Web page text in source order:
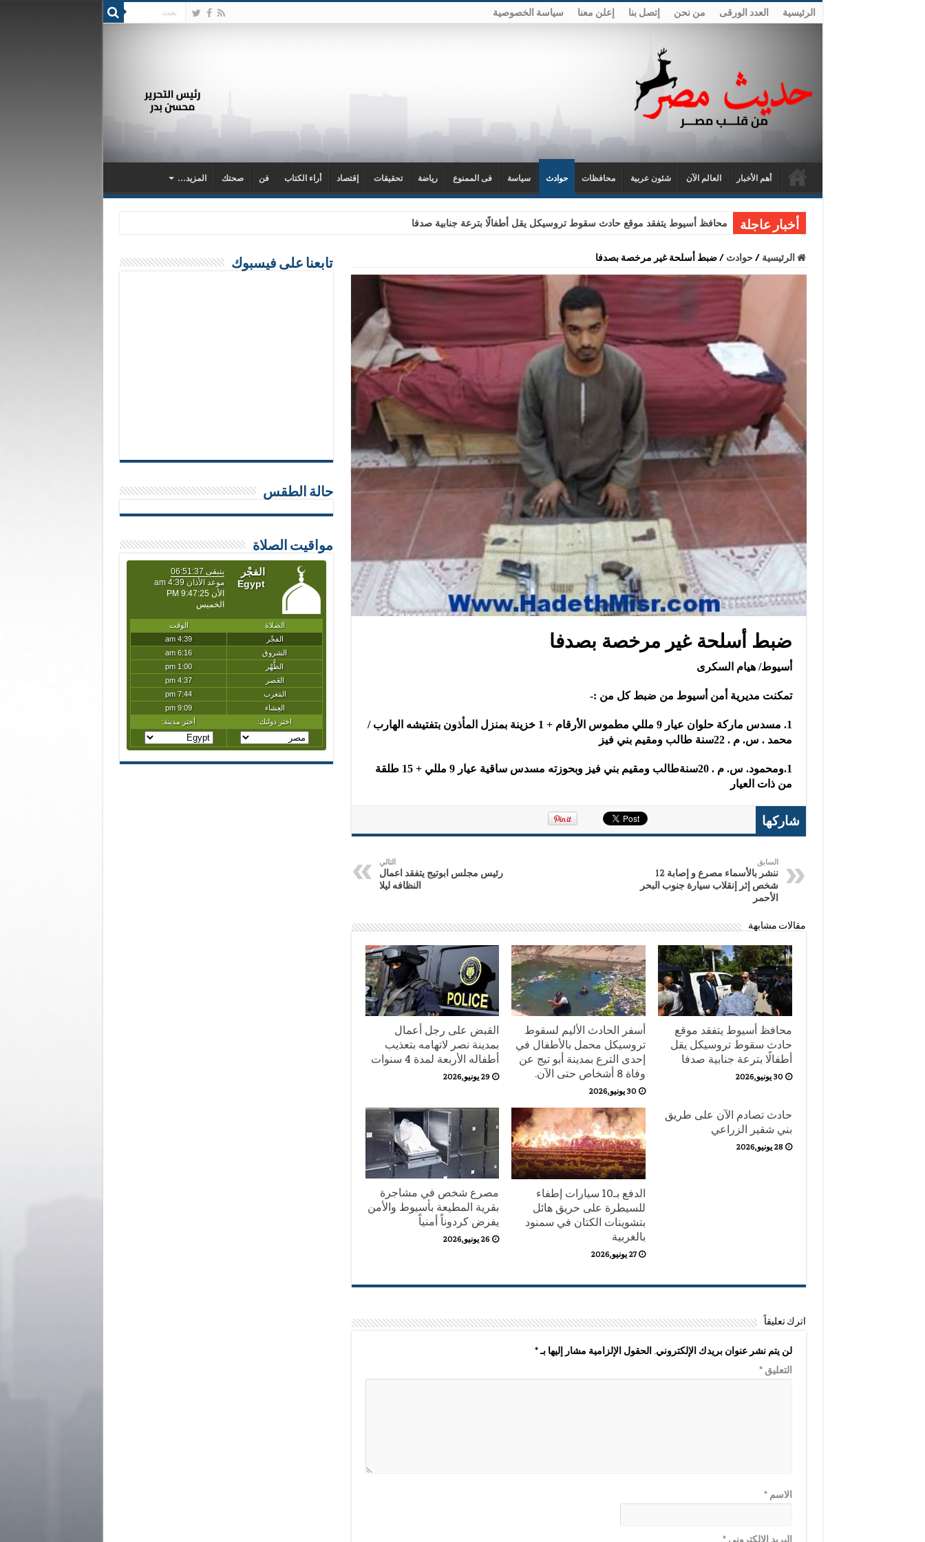
الرئيسية العدد الورقى من نحن إتصل بنا إعلن معنا سياسة الخصوصية
أهم الأخبار العالم الآن شئون عربية محافظات حوادث سياسة فى الممنوع رياضة تحقيقات إقتصاد أراء الكتاب فن صحتك المزيد…
أخبار عاجلة محافظ أسيوط يتفقد موقع حادث سقوط تروسيكل يقل أطفالًا بترعة جنابية صدفا
الرئيسية /حوادث /ضبط أسلحة غير مرخصة بصدفا
ضبط أسلحة غير مرخصة بصدفا
أسيوط/ هيام السكرى
تمكنت مديرية أمن أسيوط من ضبط كل من :-
1. مسدس ماركة حلوان عيار 9 مللي مطموس الأرقام + 1 خزينة بمنزل المأذون بتفتيشه الهارب /
محمد . س. م . 22سنة طالب ومقيم بني فيز
1.ومحمود. س. م . 20سنةطالب ومقيم بني فيز وبحوزته مسدس ساقية عيار 9 مللي + 15 طلقة
من ذات العيار
شاركها
السابق
ننشر بالأسماء مصرع و إصابة 12
شخص إثر إنقلاب سيارة جنوب البحر
الأحمر
التالي
رئيس مجلس ابوتيج يتفقد اعمال
النظافه ليلا
مقالات مشابهة
محافظ أسيوط يتفقد موقع
حادث سقوط تروسيكل يقل
أطفالًا بترعة جنابية صدفا
30 يونيو,2026
أسفر الحادث الأليم لسقوط
تروسيكل محمل بالأطفال في
إحدى الترع بمدينة أبو تيج عن
وفاة 8 أشخاص حتى الآن.
30 يونيو,2026
القبض على رجل أعمال
بمدينة نصر لاتهامه بتعذيب
أطفاله الأربعة لمدة 4 سنوات
29 يونيو,2026
حادث تصادم الآن على طريق
بني شقير الزراعي
28 يونيو,2026
الدفع بـ10 سيارات إطفاء
للسيطرة على حريق هائل
بتشوينات الكتان في سمنود
بالغربية
27 يونيو,2026
مصرع شخص في مشاجرة
بقرية المطيعة بأسيوط والأمن
يفرض كردوناً أمنياً
26 يونيو,2026
اترك تعليقاً
لن يتم نشر عنوان بريدك الإلكتروني. الحقول الإلزامية مشار إليها بـ*
التعليق*
الاسم*
البريد الإلكتروني*
تابعنا على فيسبوك
حالة الطقس
مواقيت الصلاة